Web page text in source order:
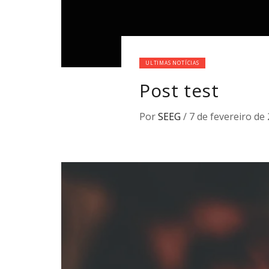
ULTIMAS NOTÍCIAS
Post test
PorSEEG / 7 de fevereiro de